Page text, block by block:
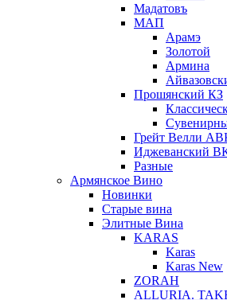
Мадатовъ
МАП
Арамэ
Золотой
Армина
Прошянский КЗ
Грейт Велли
Иджеванский
Разные
Армянское Вино
Новинки
Старые вина
Элитные Вина
KARAS
Karas
Karas New
ZORAH
ALLURIA.